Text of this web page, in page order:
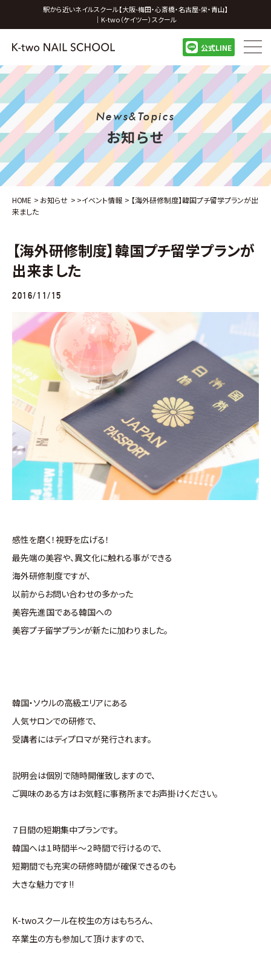
駅から近いネイルスクール【大阪-梅田・心斎橋・名古屋-栄・青山】
｜K-two（ケイツー）スクール
公式LINE
News&Topics
お知らせ
HOME > お知らせ > >イベント情報 > 【海外研修制度】韓国プチ留学プランが出
来ました
【海外研修制度】韓国プチ留学プランが
出来ました
2016/11/15
感性を磨く！視野を広げる！
最先端の美容や、異文化に触れる事ができる
海外研修制度ですが、
以前からお問い合わせの多かった
美容先進国である韓国への
美容プチ留学プランが新たに加わりました。
韓国・ソウルの高級エリアにある
人気サロンでの研修で、
受講者にはディプロマが発行されます。
説明会は個別で随時開催致しますので、
ご興味のある方はお気軽に事務所までお声掛けください。
７日間の短期集中プランです。
韓国へは１時間半～２時間で行けるので、
短期間でも充実の研修時間が確保できるのも
大きな魅力です!!
K-twoスクール在校生の方はもちろん、
卒業生の方も参加して頂けますので、